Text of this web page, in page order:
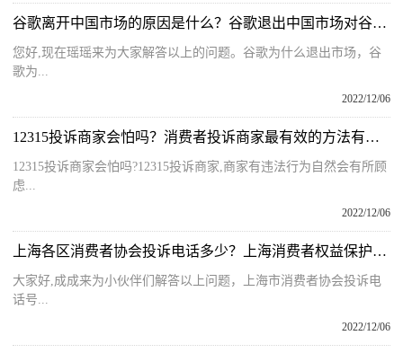
谷歌离开中国市场的原因是什么？谷歌退出中国市场对谷歌有何影响？
您好,现在瑶瑶来为大家解答以上的问题。谷歌为什么退出市场，谷
歌为...
2022/12/06
12315投诉商家会怕吗？消费者投诉商家最有效的方法有哪些呢？
12315投诉商家会怕吗?12315投诉商家,商家有违法行为自然会有所顾
虑...
2022/12/06
上海各区消费者协会投诉电话多少？上海消费者权益保护委员会地址在哪？
大家好,成成来为小伙伴们解答以上问题，上海市消费者协会投诉电
话号...
2022/12/06